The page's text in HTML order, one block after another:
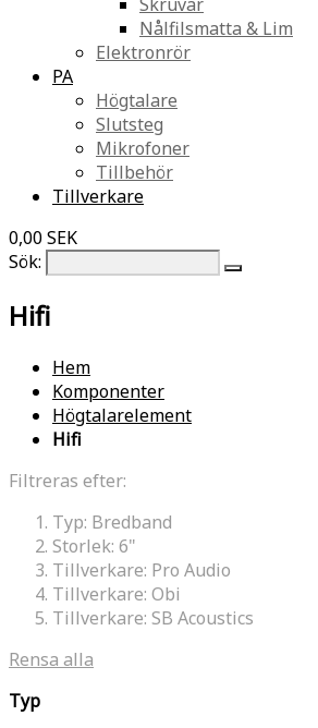
Nålfilsmatta & Lim
Elektronrör
PA
Högtalare
Slutsteg
Mikrofoner
Tillbehör
Tillverkare
0,00 SEK
Sök:
Hifi
Hem
Komponenter
Högtalarelement
Hifi
Filtreras efter:
Typ: Bredband
Storlek: 6"
Tillverkare: Pro Audio
Tillverkare: Obi
Tillverkare: SB Acoustics
Rensa alla
Typ